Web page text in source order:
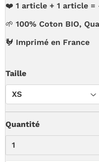
❤️ 1 article + 1 article =
🌱 100% Coton BIO,
🐓 Imprimé en France
Taille
Quantité